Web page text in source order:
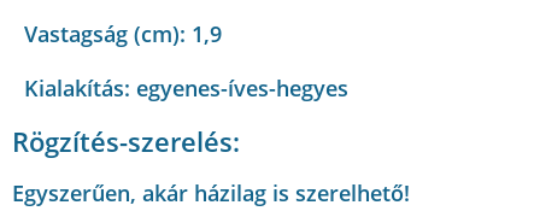
Vastagság (cm): 1,9
Kialakítás: egyenes-íves-hegyes
Rögzítés-szerelés:
Egyszerűen, akár házilag is szerelhető!